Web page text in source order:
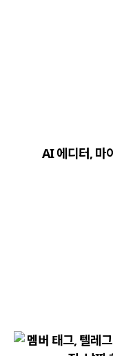
AI 에디터, 마